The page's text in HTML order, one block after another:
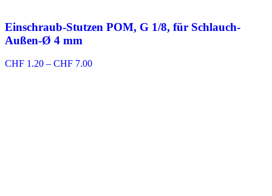
Einschraub-Stutzen POM, G 1/8, für Schlauch-
Außen-Ø 4 mm
CHF 1.20 – CHF 7.00Preisspanne: